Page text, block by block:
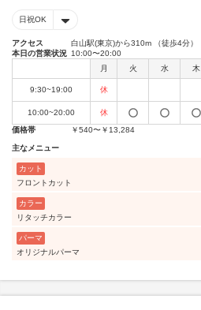
日祝OK
アクセス
白山駅(東京)から310m （徒歩4分）
本日の営業状況 10:00〜20:00
月
火 水 木
9:30~19:00 休
10:00~20:00
休
価格帯
￥540〜￥13,284
主なメニュー
カット
フロントカット
カラー
リタッチカラー
パーマ
オリジナルパーマ